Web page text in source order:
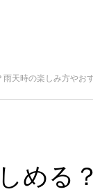
天時の楽しみ方やお
める